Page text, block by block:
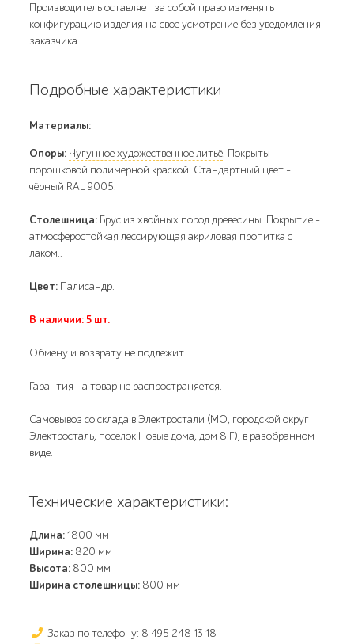
Производитель оставляет за собой право изменять
конфигурацию изделия на своё усмотрение без уведомления
заказчика.
Подробные характеристики
Материалы:
Опоры: Чугунное художественное литьё. Покрыты
порошковой полимерной краской. Стандартный цвет –
чёрный RAL 9005.
Столешница: Брус из хвойных пород древесины. Покрытие -
атмосферостойкая лессирующая акриловая пропитка с
лаком..
Цвет: Палисандр.
В наличии: 5 шт.
Обмену и возврату не подлежит.
Гарантия на товар не распространяется.
Самовывоз со склада в Электростали (МО, городской округ
Электросталь, поселок Новые дома, дом 8 Г), в разобранном
виде.
Технические характеристики:
Длина:1800 мм
Ширина: 820 мм
Высота: 800 мм
Ширина столешницы: 800 мм
Заказ по телефону: 8 495 248 13 18